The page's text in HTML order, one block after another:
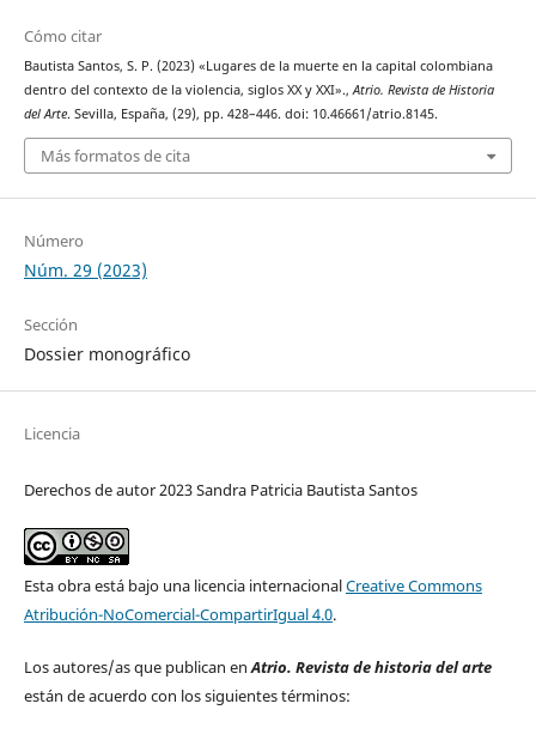
Cómo citar
Bautista Santos, S. P. (2023) «Lugares de la muerte en la capital colombiana
dentro del contexto de la violencia, siglos XX y XXI»., Atrio. Revista de Historia
del Arte. Sevilla, España, (29), pp. 428–446. doi: 10.46661/atrio.8145.
Más formatos de cita
Número
Núm. 29 (2023)
Sección
Dossier monográfico
Licencia
Derechos de autor 2023 Sandra Patricia Bautista Santos
Esta obra está bajo una licencia internacionalCreative Commons
Atribución-NoComercial-CompartirIgual 4.0.
Los autores/as que publican enAtrio. Revista de historia del arte
están de acuerdo con los siguientes términos: